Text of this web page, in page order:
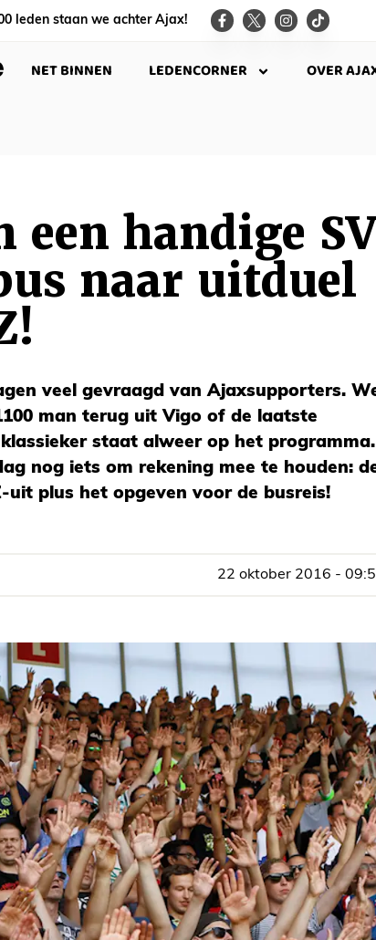
leden staan we achter Ajax!
NET BINNEN LEDENCORNER OVER
een handige SV
naar uitduel
veel gevraagd van Ajaxsupporters.
man terug uit Vigo of de laatste
staat alweer op het programma.
nog iets om rekening mee te houden:
uit plus het opgeven voor de busreis!
22 oktober 2016 -